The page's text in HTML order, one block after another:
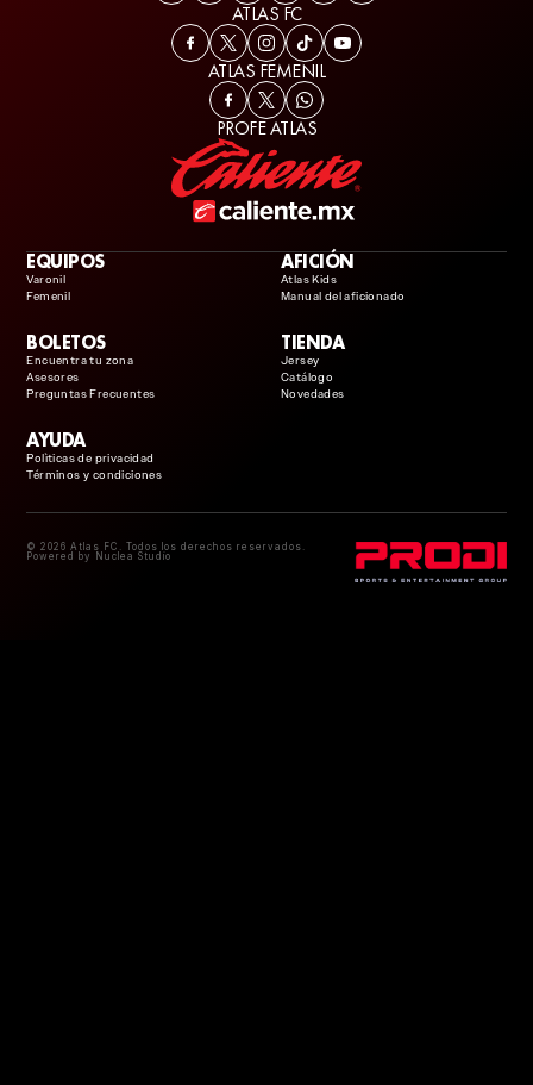
ATLAS FC
ATLAS FEMENIL
PROFE ATLAS
EQUIPOS
Varonil
Femenil
AFICIÓN
Atlas Kids
Manual del aficionado
BOLETOS
Encuentra tu zona
Asesores
Preguntas Frecuentes
TIENDA
Jersey
Catálogo
Novedades
AYUDA
Polìticas de privacidad
Términos y condiciones
© 2026 Atlas FC. Todos los derechos reservados.
Powered by Nuclea Studio